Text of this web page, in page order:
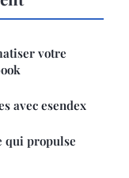
votre
avec esendex
qui propulse